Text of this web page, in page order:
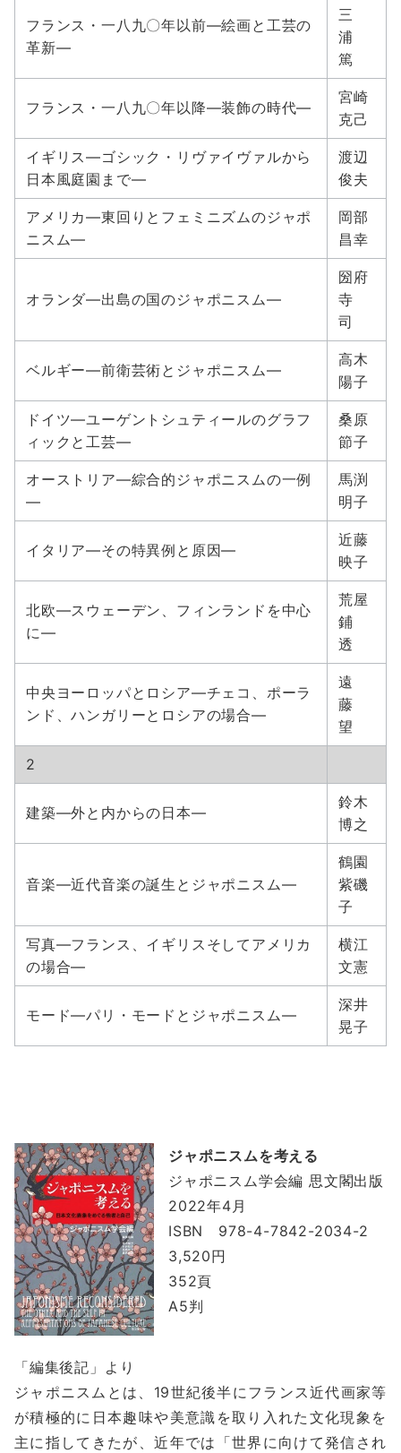
フランス・一八九〇年以前―絵画と工芸の
革新―
三
浦
篤
フランス・一八九〇年以降―装飾の時代―
宮崎
克己
イギリス―ゴシック・リヴァイヴァルから
日本風庭園まで―
渡辺
俊夫
アメリカ―東回りとフェミニズムのジャポ
ニスム―
岡部
昌幸
オランダ―出島の国のジャポニスム―
圀府
寺
司
ベルギー―前衛芸術とジャポニスム―
高木
陽子
ドイツ―ユーゲントシュティールのグラフ
ィックと工芸―
桑原
節子
オーストリア―綜合的ジャポニスムの一例
―
馬渕
明子
イタリア―その特異例と原因―
近藤
映子
北欧―スウェーデン、フィンランドを中心
に―
荒屋
鋪
透
中央ヨーロッパとロシア―チェコ、ポーラ
ンド、ハンガリーとロシアの場合―
遠
藤
望
2
建築―外と内からの日本―
鈴木
博之
音楽―近代音楽の誕生とジャポニスム―
鶴園
紫磯
子
写真―フランス、イギリスそしてアメリカ
の場合―
横江
文憲
モード―パリ・モードとジャポニスム―
深井
晃子
ジャポニスムを考える
ジャポニスム学会編 思文閣出版
2022年4月
ISBN 978-4-7842-2034-2
3,520円
352頁
A5判
「編集後記」より
ジャポニスムとは、19世紀後半にフランス近代画家等
が積極的に日本趣味や美意識を取り入れた文化現象を
主に指してきたが、近年では「世界に向けて発信され